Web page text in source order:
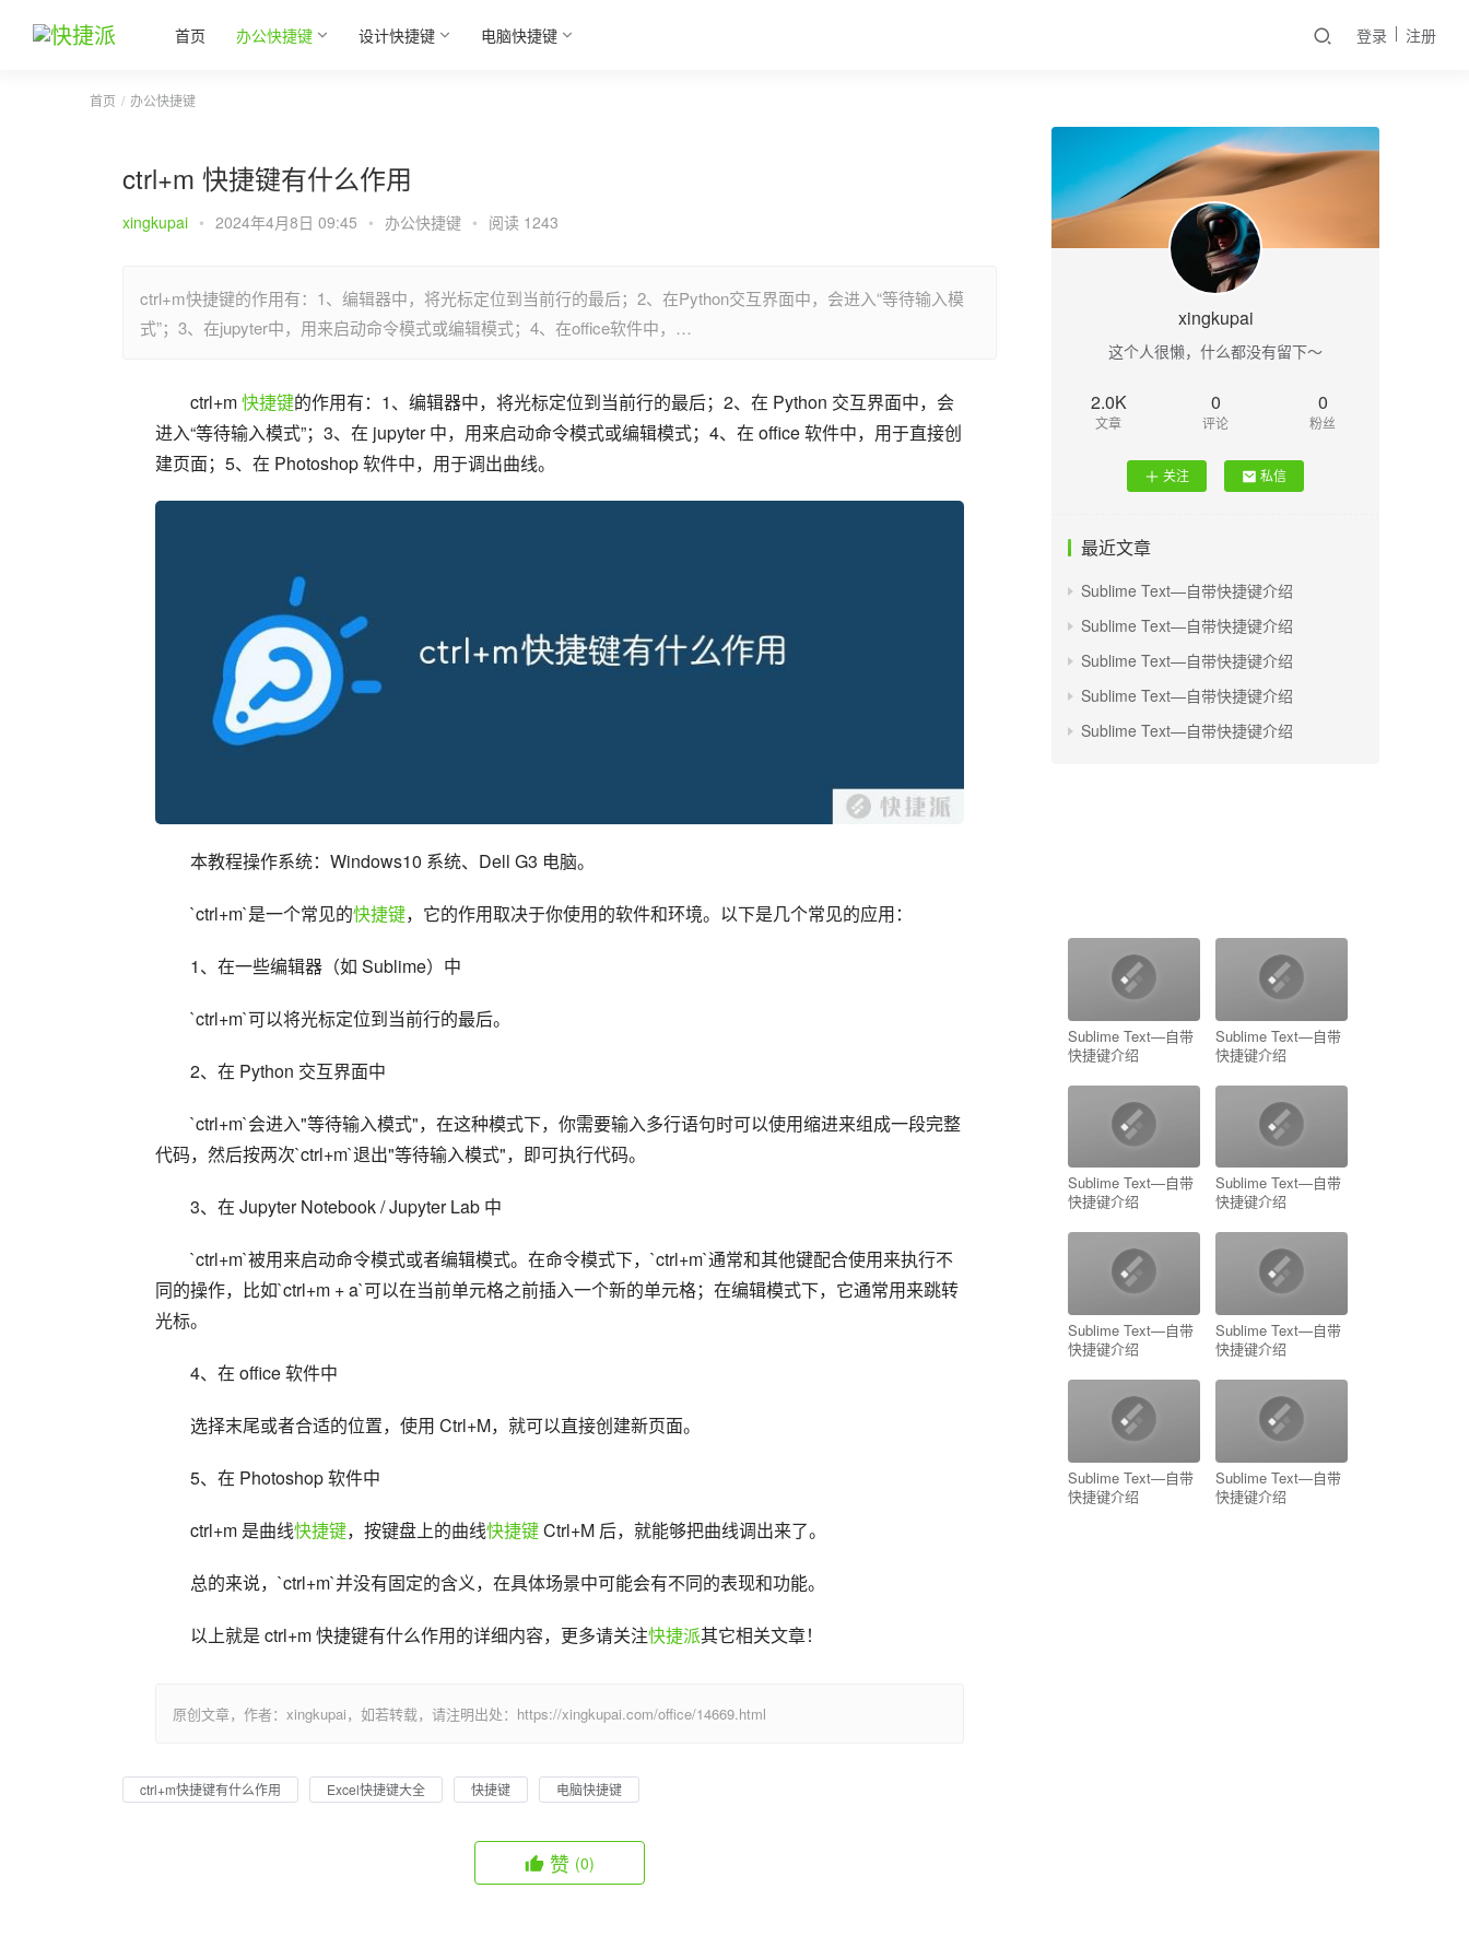
首页 办公快捷键 设计快捷键 电脑快捷键 登录 注册
首页 办公快捷键
ctrl+m 快捷键有什么作用
xingkupai • 2024年4月8日 09:45 • 办公快捷键 • 阅读 1243
ctrl+m快捷键的作用有：1、编辑器中，将光标定位到当前行的最后；2、在Python交互界面中，会进入“等待输入模
式”；3、在jupyter中，用来启动命令模式或编辑模式；4、在office软件中，…
ctrl+m 快捷键的作用有：1、编辑器中，将光标定位到当前行的最后；2、在 Python 交互界面中，会
进入“等待输入模式”；3、在 jupyter 中，用来启动命令模式或编辑模式；4、在 office 软件中，用于直接创
建页面；5、在 Photoshop 软件中，用于调出曲线。
本教程操作系统：Windows10 系统、Dell G3 电脑。
`ctrl+m`是一个常见的快捷键，它的作用取决于你使用的软件和环境。以下是几个常见的应用：
1、在一些编辑器（如 Sublime）中
`ctrl+m`可以将光标定位到当前行的最后。
2、在 Python 交互界面中
`ctrl+m`会进入"等待输入模式"，在这种模式下，你需要输入多行语句时可以使用缩进来组成一段完整
代码，然后按两次`ctrl+m`退出"等待输入模式"，即可执行代码。
3、在 Jupyter Notebook / Jupyter Lab 中
`ctrl+m`被用来启动命令模式或者编辑模式。在命令模式下，`ctrl+m`通常和其他键配合使用来执行不
同的操作，比如`ctrl+m + a`可以在当前单元格之前插入一个新的单元格；在编辑模式下，它通常用来跳转
光标。
4、在 office 软件中
选择末尾或者合适的位置，使用 Ctrl+M，就可以直接创建新页面。
5、在 Photoshop 软件中
ctrl+m 是曲线快捷键，按键盘上的曲线快捷键 Ctrl+M 后，就能够把曲线调出来了。
总的来说，`ctrl+m`并没有固定的含义，在具体场景中可能会有不同的表现和功能。
以上就是 ctrl+m 快捷键有什么作用的详细内容，更多请关注快捷派其它相关文章！
原创文章，作者：xingkupai，如若转载，请注明出处：https://xingkupai.com/office/14669.html
ctrl+m快捷键有什么作用 Excel快捷键大全 快捷键 电脑快捷键
赞 (0)
xingkupai
这个人很懒，什么都没有留下～
2.0K
文章
0
评论
0
粉丝
关注 私信
最近文章
Sublime Text—自带快捷键介绍
Sublime Text—自带快捷键介绍
Sublime Text—自带快捷键介绍
Sublime Text—自带快捷键介绍
Sublime Text—自带快捷键介绍
Sublime Text—自带
快捷键介绍
Sublime Text—自带
快捷键介绍
Sublime Text—自带
快捷键介绍
Sublime Text—自带
快捷键介绍
Sublime Text—自带
快捷键介绍
Sublime Text—自带
快捷键介绍
Sublime Text—自带
快捷键介绍
Sublime Text—自带
快捷键介绍